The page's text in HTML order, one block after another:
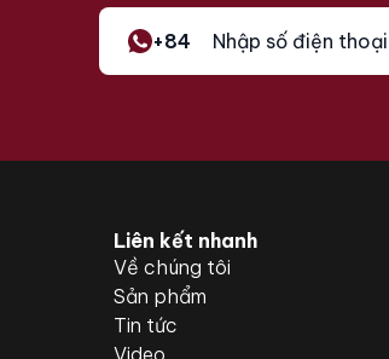
+84
Liên kết nhanh
Về chúng tôi
Sản phẩm
Tin tức